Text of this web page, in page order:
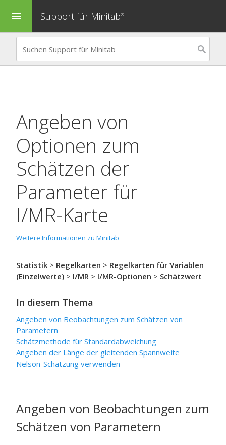
menu Support für Minitab®
Angeben von
Optionen zum
Schätzen der
Parameter für
I/MR-Karte
Weitere Informationen zu Minitab
Statistik > Regelkarten > Regelkarten für Variablen
(Einzelwerte) > I/MR > I/MR-Optionen > Schätzwert
In diesem Thema
Angeben von Beobachtungen zum Schätzen von
Parametern
Schätzmethode für Standardabweichung
Angeben der Länge der gleitenden Spannweite
Nelson-Schätzung verwenden
Angeben von Beobachtungen zum
Schätzen von Parametern